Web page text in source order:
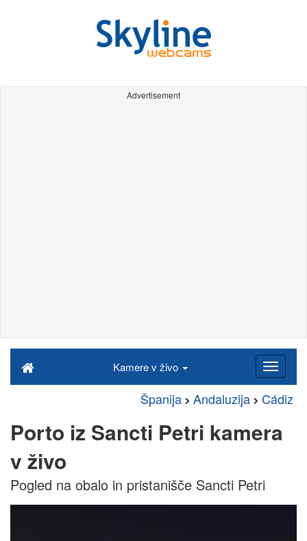
Advertisement
Kamere v živo
Španija Andaluzija Cádiz
Porto iz Sancti Petri kamera
v živo
Pogled na obalo in pristanišče Sancti Petri